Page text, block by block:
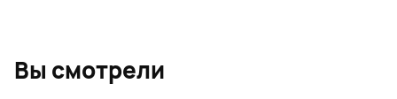
Вы смотрели